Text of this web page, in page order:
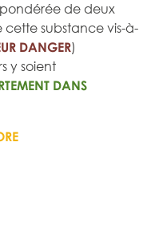
de deux
substance vis-à-
DANGER)
y soient
DANS